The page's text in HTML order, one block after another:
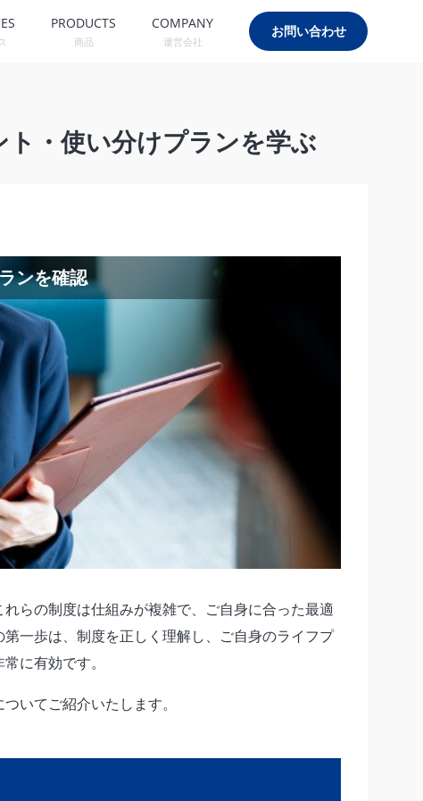
PRODUCTS
商品
COMPANY
運営会社
お問い合わせ
・使い分けプランを学ぶ
ンを確認
らの制度は仕組みが複雑で、ご自身に合った最適
一歩は、制度を正しく理解し、ご自身のライフプ
に有効です。
いてご紹介いたします。